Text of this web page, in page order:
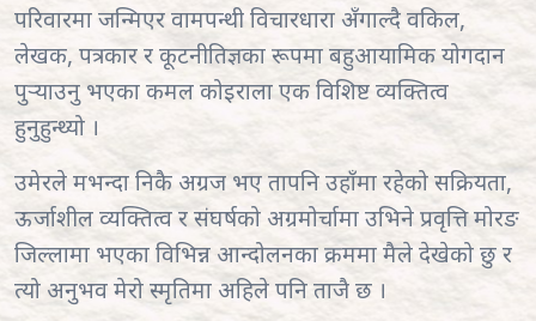
परिवारमा जन्मिएर वामपन्थी विचारधारा अँगाल्दै वकिल,
लेखक, पत्रकार र कूटनीतिज्ञका रूपमा बहुआयामिक योगदान
पुर्‍याउनु भएका कमल कोइराला एक विशिष्ट व्यक्तित्व
हुनुहुन्थ्यो ।
उमेरले मभन्दा निकै अग्रज भए तापनि उहाँमा रहेको सक्रियता,
ऊर्जाशील व्यक्तित्व र संघर्षको अग्रमोर्चामा उभिने प्रवृत्ति मोरङ
जिल्लामा भएका विभिन्न आन्दोलनका क्रममा मैले देखेको छु र
त्यो अनुभव मेरो स्मृतिमा अहिले पनि ताजै छ ।